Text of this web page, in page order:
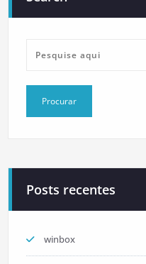
Posts recentes
winbox